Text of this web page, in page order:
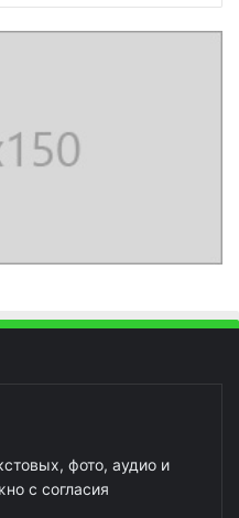
фото, аудио и
с согласия